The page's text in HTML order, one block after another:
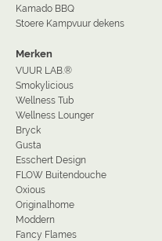
Kamado BBQ
Stoere Kampvuur dekens
Merken
VUUR LAB.®
Smokylicious
Wellness Tub
Wellness Lounger
Bryck
Gusta
Esschert Design
FLOW Buitendouche
Oxious
Originalhome
Moddern
Fancy Flames